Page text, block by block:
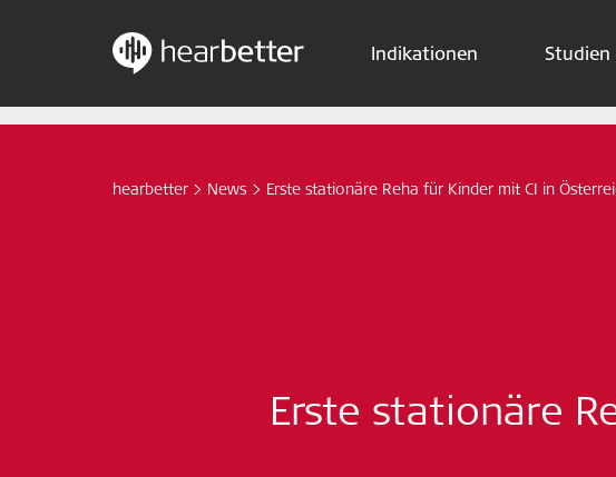
Skip
Indikationen
hearbetter > News > Erste stationäre Reha für Kinder mit CI in
Erste stationäre